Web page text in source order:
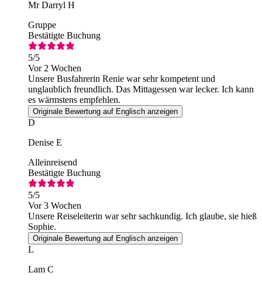
Mr Darryl H
Gruppe
Bestätigte Buchung
5/5
Vor 2 Wochen
Unsere Busfahrerin Renie war sehr kompetent und
unglaublich freundlich. Das Mittagessen war lecker. Ich kann
es wärmstens empfehlen.
Originale Bewertung auf Englisch anzeigen
D
Denise E
Alleinreisend
Bestätigte Buchung
5/5
Vor 3 Wochen
Unsere Reiseleiterin war sehr sachkundig. Ich glaube, sie hieß
Sophie.
Originale Bewertung auf Englisch anzeigen
L
Lam C